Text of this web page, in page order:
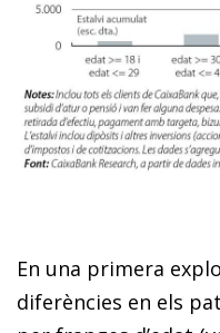
En una primera
diferències en els